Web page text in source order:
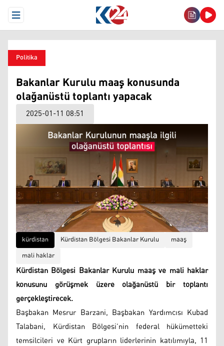
Open Menu
Politika
Bakanlar Kurulu maaş konusunda
olağanüstü toplantı yapacak
2025-01-11 08:51
kürdistan Kürdistan Bölgesi Bakanlar Kurulu
maaş
mali haklar
Kürdistan Bölgesi Bakanlar Kurulu maaş ve mali haklar
konusunu görüşmek üzere olağanüstü bir toplantı
gerçekleştirecek.
Başbakan Mesrur ​​Barzani, Başbakan Yardımcısı Kubad
Talabani, Kürdistan Bölgesi’nin federal hükümetteki
temsilcileri ve Kürt grupların liderlerinin katılımıyla, 11